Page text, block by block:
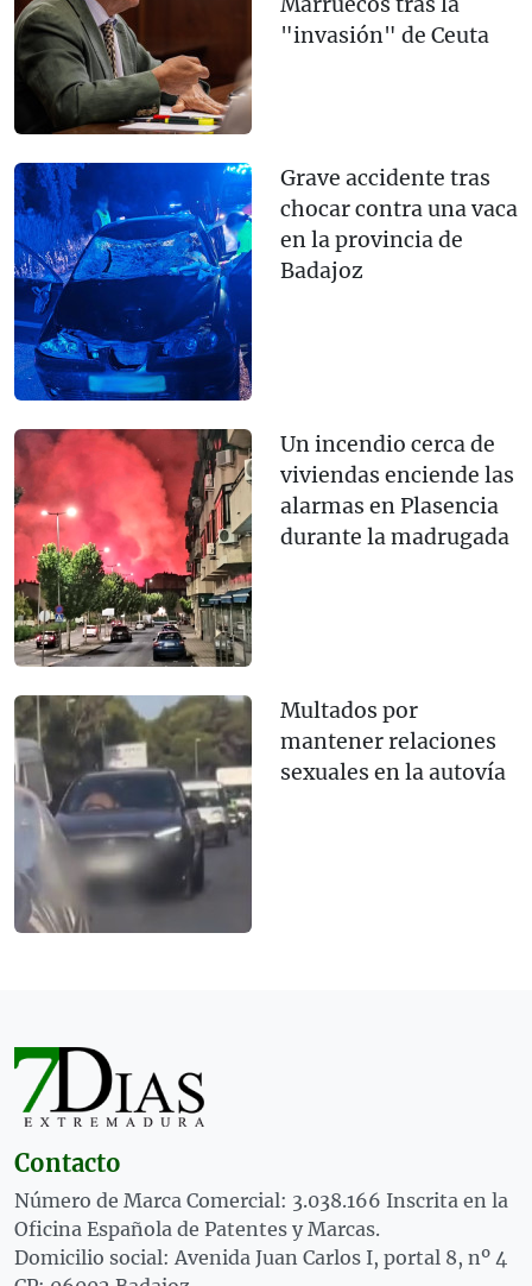
"invasión" de Ceuta
Grave accidente tras
chocar contra una vaca
en la provincia de
Badajoz
Un incendio cerca de
viviendas enciende las
alarmas en Plasencia
durante la madrugada
Multados por
mantener relaciones
sexuales en la autovía
Contacto
Número de Marca Comercial: 3.038.166 Inscrita en la
Oficina Española de Patentes y Marcas.
Domicilio social: Avenida Juan Carlos I, portal 8, nº 4